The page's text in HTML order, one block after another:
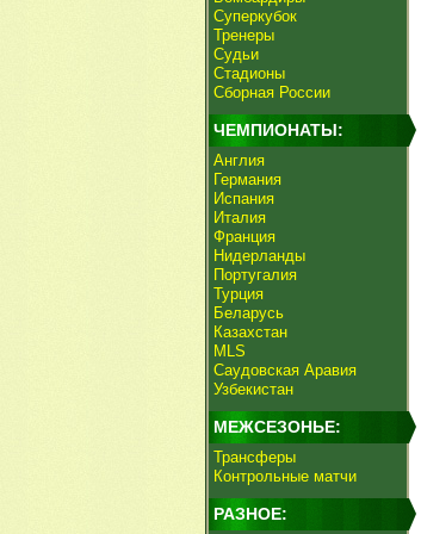
Суперкубок
Тренеры
Судьи
Стадионы
Сборная России
ЧЕМПИОНАТЫ:
Англия
Германия
Испания
Италия
Франция
Нидерланды
Португалия
Турция
Беларусь
Казахстан
MLS
Саудовская Аравия
Узбекистан
МЕЖСЕЗОНЬЕ:
Трансферы
Контрольные матчи
РАЗНОЕ: